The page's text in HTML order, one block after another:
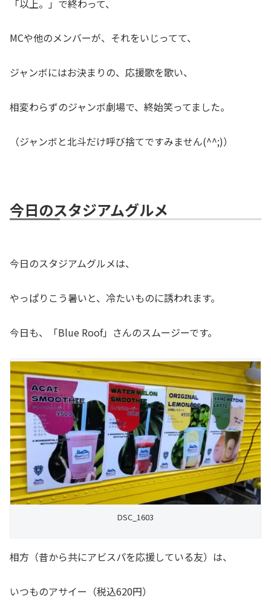
「以上。」で終わって、
MCや他のメンバーが、それをいじってて、
ジャンボにはお決まりの、応援歌を歌い、
相変わらずのジャンボ劇場で、終始笑ってました。
（ジャンボと北斗だけ呼び捨てですみません(^^;)）
今日のスタジアムグルメ
今日のスタジアムグルメは、
やっぱりこう暑いと、冷たいものに誘われます。
今日も、「Blue Roof」さんのスムージーです。
DSC_1603
相方（昔から共にアビスパを応援している友）は、
いつものアサイー（税込620円）